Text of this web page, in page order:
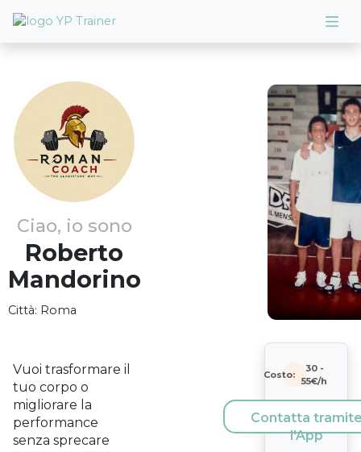
Ciao, io sono
Roberto
Mandorino
Città: Roma
Vuoi trasformare il
tuo corpo o
migliorare la
performance
senza sprecare
Costo:
30-
55€/h
Contatta
l'App